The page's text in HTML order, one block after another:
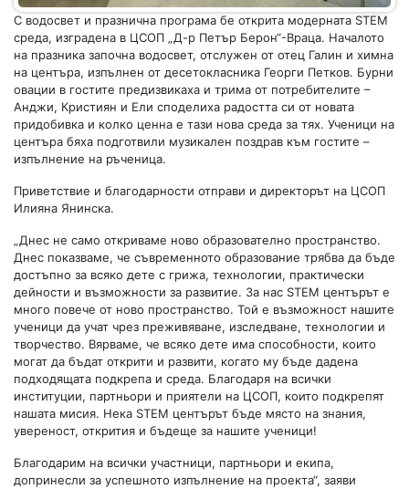
С водосвет и празнична програма бе открита модерната STEM
среда, изградена в ЦСОП „Д-р Петър Берон“-Враца. Началото
на празника започна водосвет, отслужен от отец Галин и химна
на центъра, изпълнен от десетокласника Георги Петков. Бурни
овации в гостите предизвикаха и трима от потребителите –
Анджи, Кристиян и Ели споделиха радостта си от новата
придобивка и колко ценна е тази нова среда за тях. Ученици на
центъра бяха подготвили музикален поздрав към гостите –
изпълнение на ръченица.
Приветствие и благодарности отправи и директорът на ЦСОП
Илияна Янинска.
„Днес не само откриваме ново образователно пространство.
Днес показваме, че съвременното образование трябва да бъде
достъпно за всяко дете с грижа, технологии, практически
дейности и възможности за развитие. За нас ЅTЕМ центърът е
много повече от ново пространство. Той е възможност нашите
ученици да учат чрез преживяване, изследване, технологии и
творчество. Вярваме, че всяко дете има способности, които
могат да бъдат открити и развити, когато му бъде дадена
подходящата подкрепа и среда. Благодаря на всички
институции, партньори и приятели на ЦСОП, които подкрепят
нашата мисия. Нека STEM центърът бъде място на знания,
увереност, открития и бъдеще за нашите ученици!
Благодарим на всички участници, партньори и екипа,
допринесли за успешното изпълнение на проекта“, заяви